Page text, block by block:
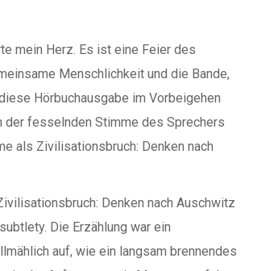
mein Herz. Es ist eine Feier des
Menschlichkeit und die Bande,
Hörbuchausgabe im Vorbeigehen
fesselnden Stimme des Sprechers
als Zivilisationsbruch: Denken nach
Denken nach Auschwitz
Die Erzählung war ein
auf, wie ein langsam brennendes